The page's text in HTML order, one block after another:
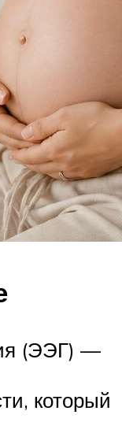
(ЭЭГ) —
который